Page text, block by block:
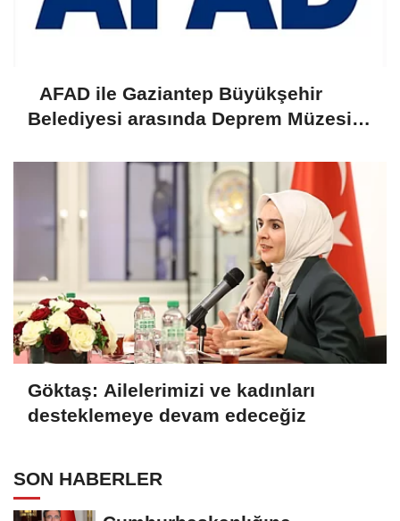
AFAD ile Gaziantep Büyükşehir
Belediyesi arasında Deprem Müzesi
Göktaş: Ailelerimizi ve kadınları
desteklemeye devam edeceğiz
SON HABERLER